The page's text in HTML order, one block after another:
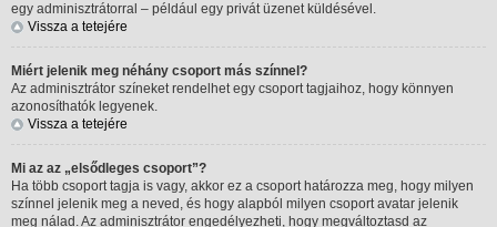
egy adminisztrátorral – például egy privát üzenet küldésével.
Vissza a tetejére
Miért jelenik meg néhány csoport más színnel?
Az adminisztrátor színeket rendelhet egy csoport tagjaihoz, hogy könnyen
azonosíthatók legyenek.
Vissza a tetejére
Mi az az „elsődleges csoport”?
Ha több csoport tagja is vagy, akkor ez a csoport határozza meg, hogy milyen
színnel jelenik meg a neved, és hogy alapból milyen csoport avatar jelenik
meg nálad. Az adminisztrátor engedélyezheti, hogy megváltoztasd az